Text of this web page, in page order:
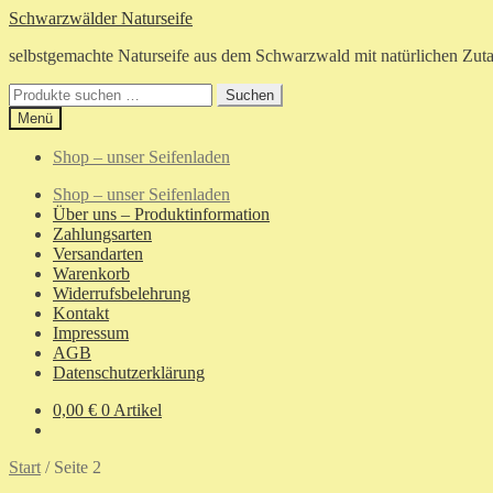
Zur
springen
Zum
springen
Schwarzwälder Naturseife
selbstgemachte Naturseife aus dem Schwarzwald mit natürlichen
Suchen
nach:
Suchen
Menü
Shop – unser Seifenladen
Shop – unser Seifenladen
Über uns – Produktinformation
Zahlungsarten
Versandarten
Warenkorb
Widerrufsbelehrung
Kontakt
Impressum
AGB
Datenschutzerklärung
0,00 € 0 Artikel
Start / Seite 2